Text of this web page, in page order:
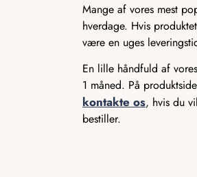
Mange af vores mest
hverdage. Hvis
være en uges
En lille håndfuld af
1 måned. På
kontakte os, hvis du
bestiller.